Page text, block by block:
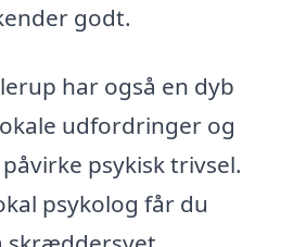
godt.
har også en dyb
udfordringer og
psykisk trivsel.
psykolog får du